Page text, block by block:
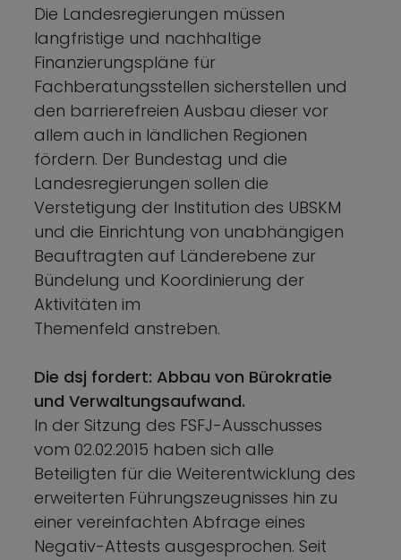
Die Landesregierungen müssen
langfristige und nachhaltige
Finanzierungspläne für
Fachberatungsstellen sicherstellen und
den barrierefreien Ausbau dieser vor
allem auch in ländlichen Regionen
fördern. Der Bundestag und die
Landesregierungen sollen die
Verstetigung der Institution des UBSKM
und die Einrichtung von unabhängigen
Beauftragten auf Länderebene zur
Bündelung und Koordinierung der
Aktivitäten im
Themenfeld anstreben.
Die dsj fordert: Abbau von Bürokratie
und Verwaltungsaufwand.
In der Sitzung des FSFJ-Ausschusses
vom 02.02.2015 haben sich alle
Beteiligten für die Weiterentwicklung des
erweiterten Führungszeugnisses hin zu
einer vereinfachten Abfrage eines
Negativ-Attests ausgesprochen. Seit